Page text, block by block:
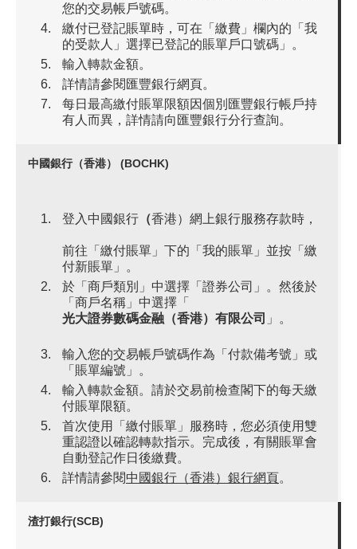
您的交易帳戶號碼。
繳付已登記賬單時，可在「繳費」欄內的「我
的受款人」選擇已登記的賬單戶口號碼」。
輸入轉款金額。
詳情請參閱匯豐銀行網頁。
每日最高繳付賬單限額因個別匯豐銀行帳戶持
有人而異，詳情請向匯豐銀行分行查詢。
中國銀行（香港） (BOCHK)
登入中國銀行 （香港）網上銀行服務存款時，
前往「繳付賬單」下的「我的賬單」並按「繳
付新賬單」。
於「商戶類別」中選擇「證券公司」。然後於
「商戶名稱」中選擇「
光大證券數碼金融（香港）有限公司 」。
輸入您的交易帳戶號碼作為「付款備考號」或
「賬單編號」。
輸入轉款金額。請於交易前檢查閣下的每天繳
付賬單限額。
首次使用「繳付賬單」服務時，您必須使用雙
重認證以確認轉款指示。完成後，有關賬單會
自動登記作日後繳費。
詳情請參閱中國銀行（香港）銀行網頁。
渣打銀行(SCB)